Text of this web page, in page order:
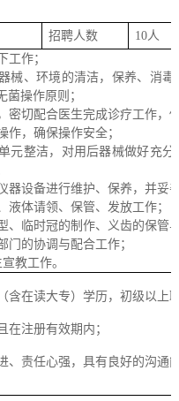
招聘人数 10人
工作；
械、环境的清洁，保养、消
菌操作原则；
密切配合医生完成诊疗工作，
作，确保操作安全；
元整洁，对用后器械做好充
器设备进行维护、保养，并妥
液体请领、保管、发放工作；
、临时冠的制作、义齿的保管
门的协调与配合工作；
教工作。
含在读大专）学历，初级以上
在注册有效期内；
、责任心强，具有良好的沟通